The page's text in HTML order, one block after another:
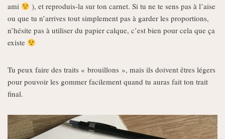
ami
), et reproduis-la sur ton carnet. Si tu ne te sens pas à l’aise
ou que tu n’arrives tout simplement pas à garder les proportions,
n’hésite pas à utiliser du papier calque, c’est bien pour cela que ça
existe
Tu peux faire des traits « brouillons », mais ils doivent êtres légers
pour pouvoir les gommer facilement quand tu auras fait ton trait
final.